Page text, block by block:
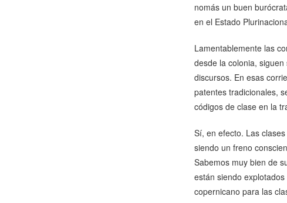
nomás un buen
en el Estado
Lamentablemente las
desde la colonia,
discursos. En esas
patentes tradicionales,
códigos de clase en la
Sí, en efecto. Las
siendo un freno
Sabemos muy bien de
están siendo
copernicano para las